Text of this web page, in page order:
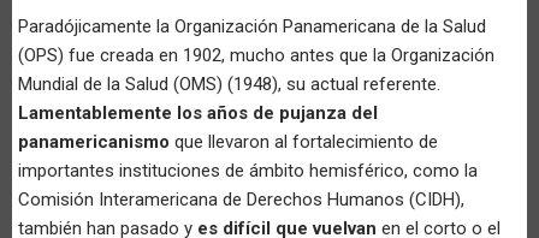
Paradójicamente la Organización Panamericana de la Salud
(OPS) fue creada en 1902, mucho antes que la Organización
Mundial de la Salud (OMS) (1948), su actual referente.
Lamentablemente los años de pujanza del
panamericanismo que llevaron al fortalecimiento de
importantes instituciones de ámbito hemisférico, como la
Comisión Interamericana de Derechos Humanos (CIDH),
también han pasado y es difícil que vuelvan en el corto o el